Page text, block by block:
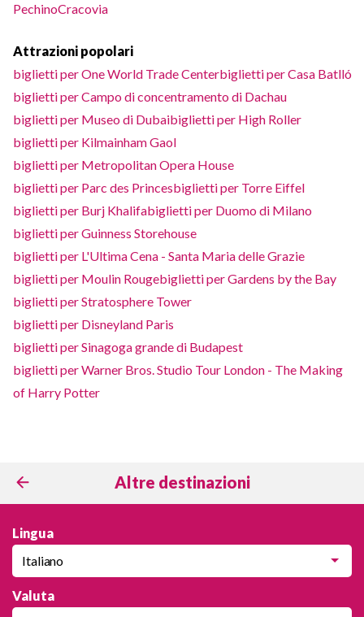
PechinoCracovia
Attrazioni popolari
biglietti per One World Trade Centerbiglietti per Casa Batlló
biglietti per Campo di concentramento di Dachau
biglietti per Museo di Dubaibiglietti per High Roller
biglietti per Kilmainham Gaol
biglietti per Metropolitan Opera House
biglietti per Parc des Princesbiglietti per Torre Eiffel
biglietti per Burj Khalifabiglietti per Duomo di Milano
biglietti per Guinness Storehouse
biglietti per L'Ultima Cena - Santa Maria delle Grazie
biglietti per Moulin Rougebiglietti per Gardens by the Bay
biglietti per Stratosphere Tower
biglietti per Disneyland Paris
biglietti per Sinagoga grande di Budapest
biglietti per Warner Bros. Studio Tour London - The Making
of Harry Potter
Altre destinazioni
Lingua
Italiano
Valuta